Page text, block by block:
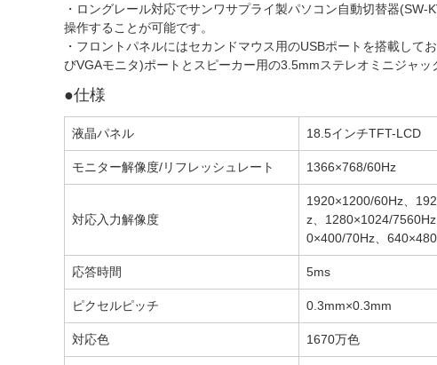
・ロングレール対応でサンワサプライ製パソコン自動切替器
操作することが可能です。
・フロントパネルにはセカンドマウス用のUSBポートを搭載し
びVGAモニタ)ポートとスピーカー用の3.5mmステレオミニジャッ
●仕様
液晶パネル 18.5インチTFT-LCD
モニター解像度/リフレッシュレート 1366×768/60Hz
対応入力解像度
1920×1200/60Hz、
z、1280×1024/
0×400/70Hz、
応答時間 5ms
ピクセルピッチ 0.3mm×0.3mm
対応色 1670万色